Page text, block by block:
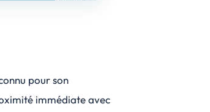
pour son
immédiate avec